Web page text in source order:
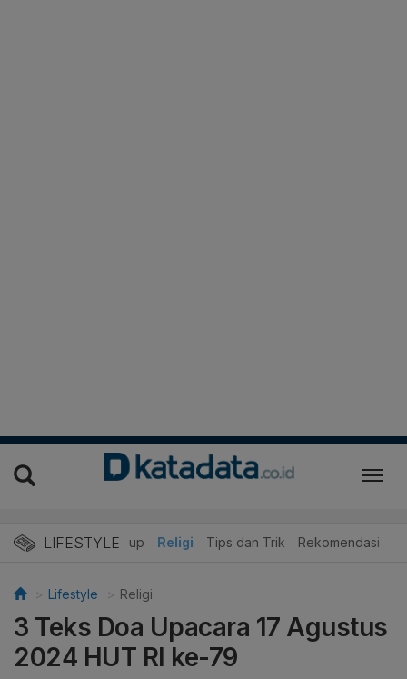
LIFESTYLE
Edukasi Gaya Hidup Religi Tips dan Trik Rekomendasi
Lifestyle Religi
3 Teks Doa Upacara 17 Agustus
2024 HUT RI ke-79